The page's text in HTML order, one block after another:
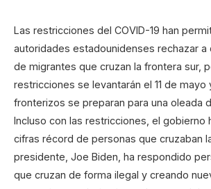
Las restricciones del COVID-19 han
autoridades estadounidenses rechazar a
de migrantes que cruzan la frontera sur,
restricciones se levantarán el 11 de mayo
fronterizos se preparan para una oleada
Incluso con las restricciones, el gobierno
cifras récord de personas que cruzaban
presidente, Joe Biden, ha respondido
que cruzan de forma ilegal y creando